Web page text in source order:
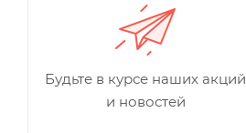
Будьте в курсе наших акций
и новостей